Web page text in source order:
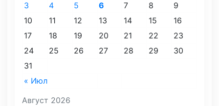
Август 2026
« Июл
3
4 5 6 7 8
9
10
11 12 13 14 15
16
17
18 19 20 21 22
23
24
25 26 27 28 29
30
31